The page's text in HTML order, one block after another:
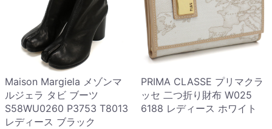
Maison Margiela メゾンマ
ルジェラ タビ ブーツ
S58WU0260 P3753 T8013
レディース ブラック
PRIMA CLASSE プリマクラ
ッセ 二つ折り財布 W025
6188 レディース ホワイト